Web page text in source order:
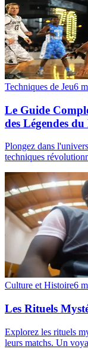
Techniques de Jeu6
Le Guide
des Légendes du
Plongez dans
techniques
Culture et Histoire6
Les Rituels
Explorez les rituels
leurs matchs. Un